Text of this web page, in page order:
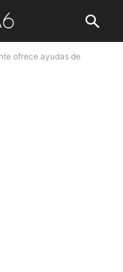
ofrece ayudas de